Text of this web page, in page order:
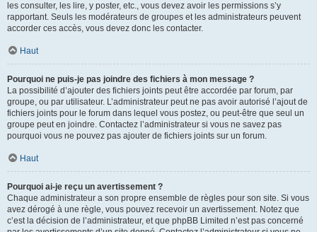
les consulter, les lire, y poster, etc., vous devez avoir les permissions s’y
rapportant. Seuls les modérateurs de groupes et les administrateurs peuvent
accorder ces accès, vous devez donc les contacter.
Haut
Pourquoi ne puis-je pas joindre des fichiers à mon message ?
La possibilité d’ajouter des fichiers joints peut être accordée par forum, par
groupe, ou par utilisateur. L’administrateur peut ne pas avoir autorisé l’ajout de
fichiers joints pour le forum dans lequel vous postez, ou peut-être que seul un
groupe peut en joindre. Contactez l’administrateur si vous ne savez pas
pourquoi vous ne pouvez pas ajouter de fichiers joints sur un forum.
Haut
Pourquoi ai-je reçu un avertissement ?
Chaque administrateur a son propre ensemble de règles pour son site. Si vous
avez dérogé à une règle, vous pouvez recevoir un avertissement. Notez que
c’est la décision de l’administrateur, et que phpBB Limited n’est pas concerné